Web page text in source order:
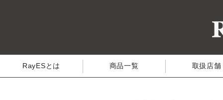
RayESとは 商品一覧 取扱店舗